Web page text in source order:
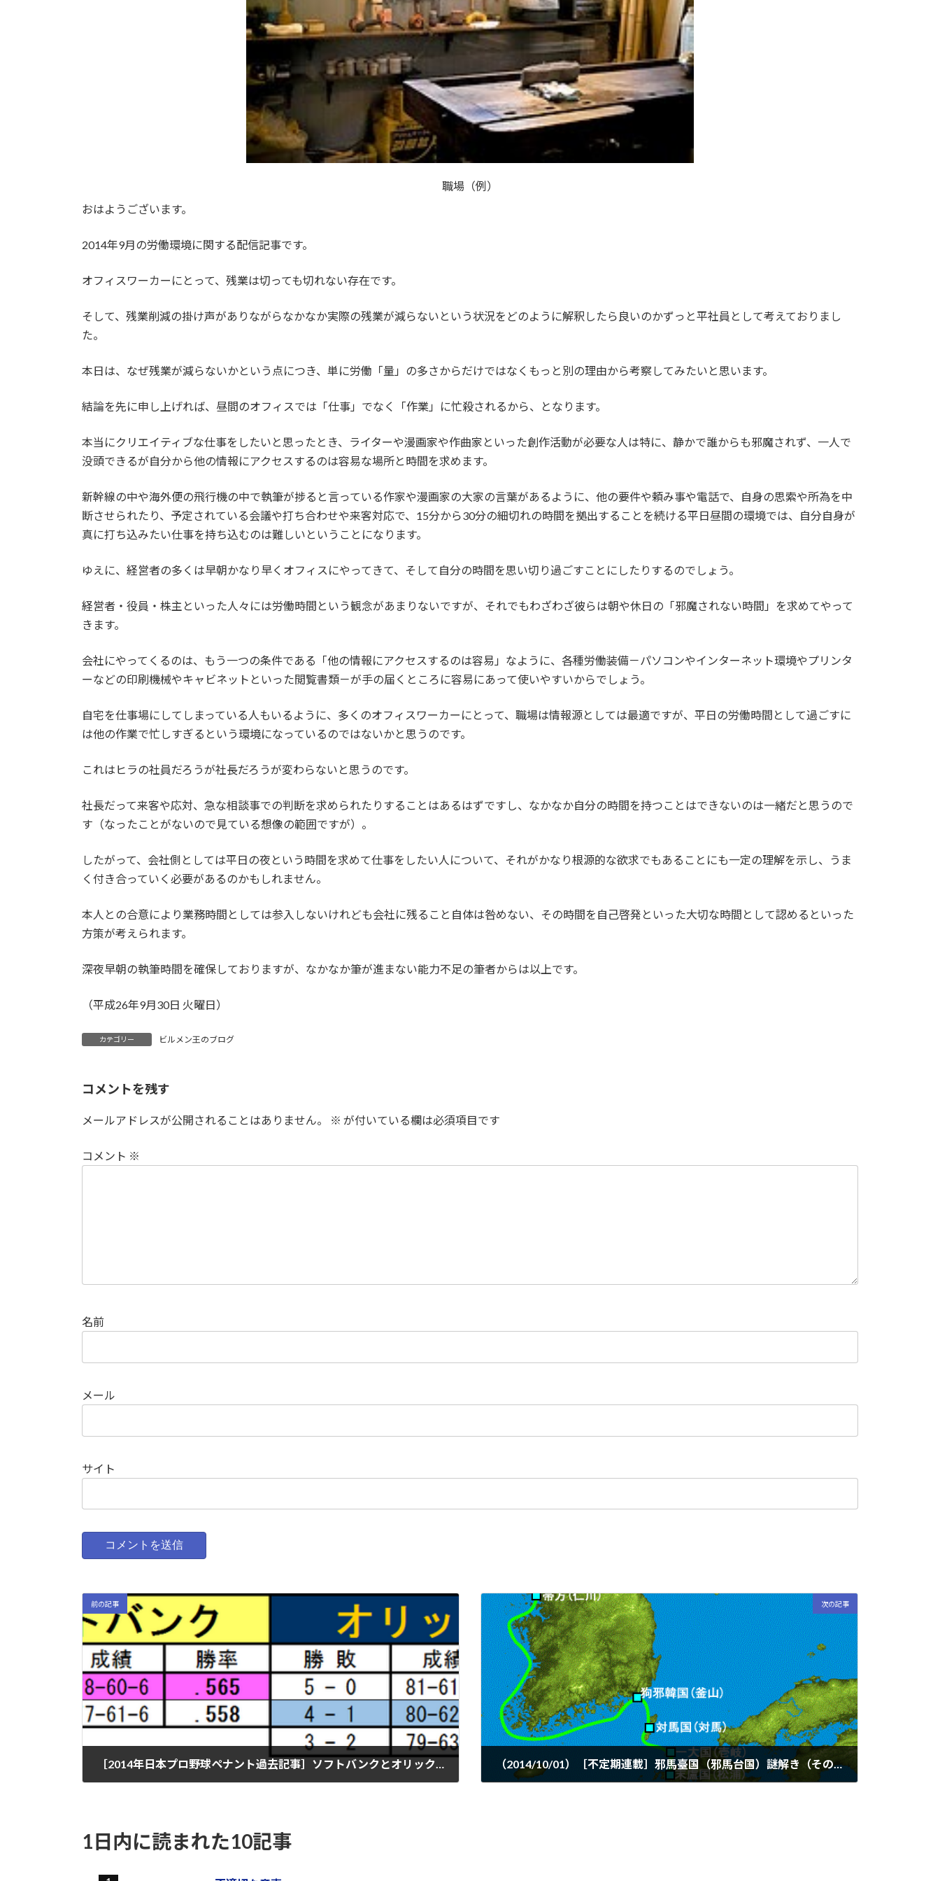
職場（例）
おはようございます。
2014年9月の労働環境に関する配信記事です。
オフィスワーカーにとって、残業は切っても切れない存在です。
そして、残業削減の掛け声がありながらなかなか実際の残業が減らないという状況をどのように解釈したら良いのかずっと平社員として考えておりまし
た。
本日は、なぜ残業が減らないかという点につき、単に労働「量」の多さからだけではなくもっと別の理由から考察してみたいと思います。
結論を先に申し上げれば、昼間のオフィスでは「仕事」でなく「作業」に忙殺されるから、となります。
本当にクリエイティブな仕事をしたいと思ったとき、ライターや漫画家や作曲家といった創作活動が必要な人は特に、静かで誰からも邪魔されず、一人で
没頭できるが自分から他の情報にアクセスするのは容易な場所と時間を求めます。
新幹線の中や海外便の飛行機の中で執筆が捗ると言っている作家や漫画家の大家の言葉があるように、他の要件や頼み事や電話で、自身の思索や所為を中
断させられたり、予定されている会議や打ち合わせや来客対応で、15分から30分の細切れの時間を拠出することを続ける平日昼間の環境では、自分自身が
真に打ち込みたい仕事を持ち込むのは難しいということになります。
ゆえに、経営者の多くは早朝かなり早くオフィスにやってきて、そして自分の時間を思い切り過ごすことにしたりするのでしょう。
経営者・役員・株主といった人々には労働時間という観念があまりないですが、それでもわざわざ彼らは朝や休日の「邪魔されない時間」を求めてやって
きます。
会社にやってくるのは、もう一つの条件である「他の情報にアクセスするのは容易」なように、各種労働装備－パソコンやインターネット環境やプリンタ
ーなどの印刷機械やキャビネットといった閲覧書類－が手の届くところに容易にあって使いやすいからでしょう。
自宅を仕事場にしてしまっている人もいるように、多くのオフィスワーカーにとって、職場は情報源としては最適ですが、平日の労働時間として過ごすに
は他の作業で忙しすぎるという環境になっているのではないかと思うのです。
これはヒラの社員だろうが社長だろうが変わらないと思うのです。
社長だって来客や応対、急な相談事での判断を求められたりすることはあるはずですし、なかなか自分の時間を持つことはできないのは一緒だと思うので
す（なったことがないので見ている想像の範囲ですが）。
したがって、会社側としては平日の夜という時間を求めて仕事をしたい人について、それがかなり根源的な欲求でもあることにも一定の理解を示し、うま
く付き合っていく必要があるのかもしれません。
本人との合意により業務時間としては参入しないけれども会社に残ること自体は咎めない、その時間を自己啓発といった大切な時間として認めるといった
方策が考えられます。
深夜早朝の執筆時間を確保しておりますが、なかなか筆が進まない能力不足の筆者からは以上です。
（平成26年9月30日 火曜日）
カテゴリー ビルメン王のブログ
コメントを残す
メールアドレスが公開されることはありません。 ※ が付いている欄は必須項目です
コメント ※
名前
メール
サイト
前の記事 次の記事
（2014/10/01）［不定期連載］邪馬臺国（邪馬台国）謎解き（その２）
1日内に読まれた10記事